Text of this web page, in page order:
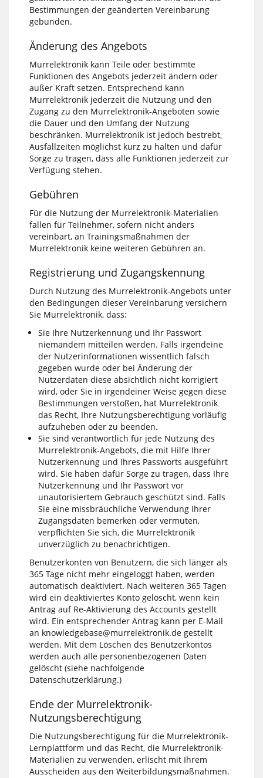
Bestimmungen der geänderten Vereinbarung
gebunden.
Änderung des Angebots
Murrelektronik kann Teile oder bestimmte
Funktionen des Angebots jederzeit ändern oder
außer Kraft setzen. Entsprechend kann
Murrelektronik jederzeit die Nutzung und den
Zugang zu den Murrelektronik-Angeboten sowie
die Dauer und den Umfang der Nutzung
beschränken. Murrelektronik ist jedoch bestrebt,
Ausfallzeiten möglichst kurz zu halten und dafür
Sorge zu tragen, dass alle Funktionen jederzeit zur
Verfügung stehen.
Gebühren
Für die Nutzung der Murrelektronik-Materialien
fallen für Teilnehmer, sofern nicht anders
vereinbart, an Trainingsmaßnahmen der
Murrelektronik keine weiteren Gebühren an.
Registrierung und Zugangskennung
Durch Nutzung des Murrelektronik-Angebots unter
den Bedingungen dieser Vereinbarung versichern
Sie Murrelektronik, dass:
Sie Ihre Nutzerkennung und Ihr Passwort
niemandem mitteilen werden. Falls irgendeine
der Nutzerinformationen wissentlich falsch
gegeben wurde oder bei Änderung der
Nutzerdaten diese absichtlich nicht korrigiert
wird, oder Sie in irgendeiner Weise gegen diese
Bestimmungen verstoßen, hat Murrelektronik
das Recht, Ihre Nutzungsberechtigung vorläufig
aufzuheben oder zu beenden.
Sie sind verantwortlich für jede Nutzung des
Murrelektronik-Angebots, die mit Hilfe Ihrer
Nutzerkennung und Ihres Passworts ausgeführt
wird. Sie haben dafür Sorge zu tragen, dass Ihre
Nutzerkennung und Ihr Passwort vor
unautorisiertem Gebrauch geschützt sind. Falls
Sie eine missbräuchliche Verwendung Ihrer
Zugangsdaten bemerken oder vermuten,
verpflichten Sie sich, die Murrelektronik
unverzüglich zu benachrichtigen.
Benutzerkonten von Benutzern, die sich länger als
365 Tage nicht mehr eingeloggt haben, werden
automatisch deaktiviert. Nach weiteren 365 Tagen
wird ein deaktiviertes Konto gelöscht, wenn kein
Antrag auf Re-Aktivierung des Accounts gestellt
wird. Ein entsprechender Antrag kann per E-Mail
an knowledgebase@murrelektronik.de gestellt
werden. Mit dem Löschen des Benutzerkontos
werden auch alle personenbezogenen Daten
gelöscht (siehe nachfolgende
Datenschutzerklärung.)
Ende der Murrelektronik-
Nutzungsberechtigung
Die Nutzungsberechtigung für die Murrelektronik-
Lernplattform und das Recht, die Murrelektronik-
Materialien zu verwenden, erlischt mit Ihrem
Ausscheiden aus den Weiterbildungsmaßnahmen.